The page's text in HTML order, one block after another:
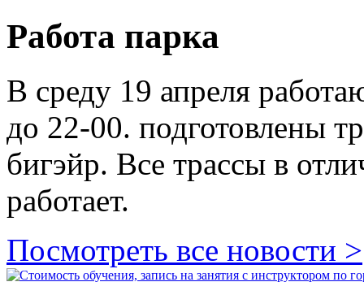
Работа парка
В среду 19 апреля
до 22-00. подготовлены
бигэйр. Все трассы в
работает.
Посмотреть все новости >